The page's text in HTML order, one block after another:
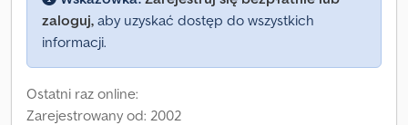
zaloguj, aby uzyskać dostęp do wszystkich
informacji.
Ostatni raz online:
Zarejestrowany od: 2002